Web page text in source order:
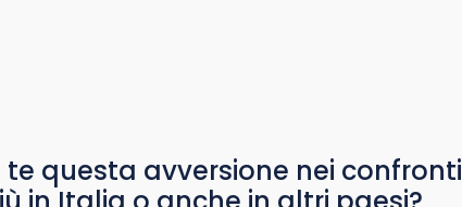
te questa avversione nei confronti